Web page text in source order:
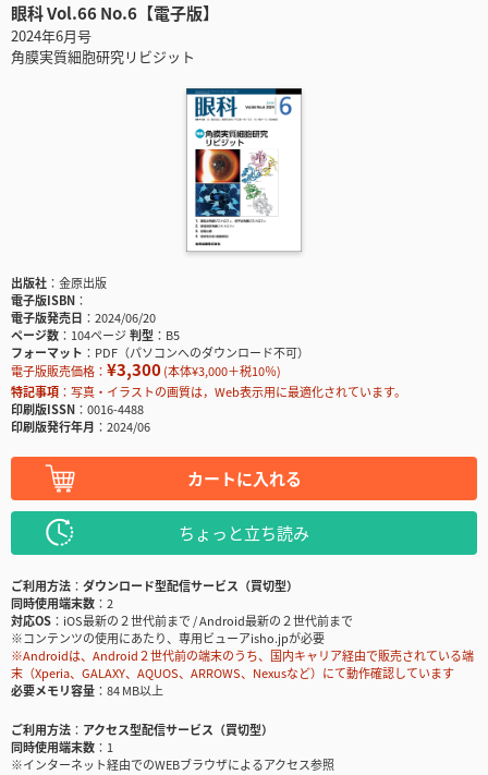
眼科 Vol.66 No.6【電子版】
2024年6月号
角膜実質細胞研究リビジット
出版社
金原出版
電子版ISBN
電子版発売日
2024/06/20
ページ数
104ページ判型
B5
フォーマット
PDF（パソコンへのダウンロード不可）
電子版販売価格： ¥3,300(本体¥3,000＋税10％)
特記事項
写真・イラストの画質は，Web表示用に最適化されています。
印刷版ISSN
0016-4488
印刷版発行年月
2024/06
カートに入れる
ちょっと立ち読み
ご利用方法
ダウンロード型配信サービス（買切型）
同時使用端末数
2
対応OS
iOS最新の２世代前まで / Android最新の２世代前まで
※コンテンツの使用にあたり、専用ビューアisho.jpが必要
※Androidは、Android２世代前の端末のうち、国内キャリア経由で販売されている端
末（Xperia、GALAXY、AQUOS、ARROWS、Nexusなど）にて動作確認しています
必要メモリ容量
84 MB以上
ご利用方法
アクセス型配信サービス（買切型）
同時使用端末数
1
※インターネット経由でのWEBブラウザによるアクセス参照